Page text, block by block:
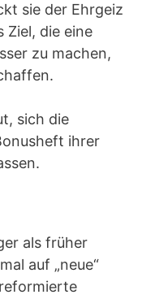
sie der Ehrgeiz
Ziel, die eine
zu machen,
sich die
ihrer
als früher
auf „neue“